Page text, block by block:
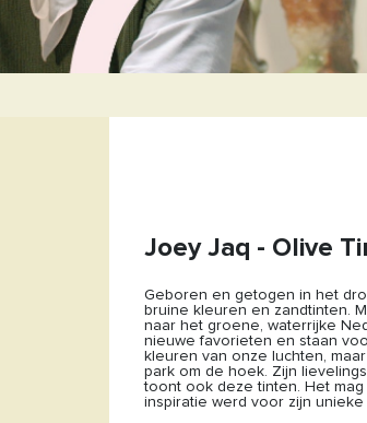
Joey Jaq - Olive
Geboren en getogen in het
bruine kleuren en zandtinten.
naar het groene, waterrijke
nieuwe favorieten en staan
kleuren van onze luchten,
park om de hoek. Zijn
toont ook deze tinten. Het
inspiratie werd voor zijn unieke